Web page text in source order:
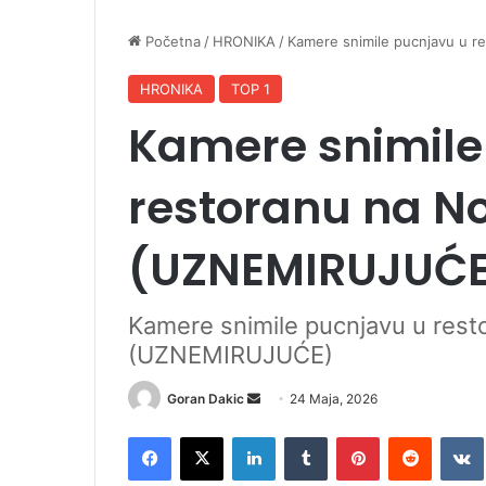
Početna / HRONIKA / Kamere snimile pucnjavu u
HRONIKA TOP 1
Kamere
restoranu na
Kamere snimile pucnjavu u
(UZNEMIRUJUĆE)
Goran Dakic
d
24 Maja, 2026